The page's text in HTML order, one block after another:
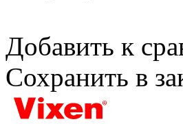
Добавить к
Сохранить в